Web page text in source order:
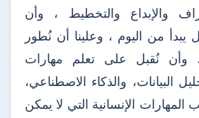
والإبداع والتخطيط ، وأن
يبدأ من اليوم ، وعلينا أن نُطور
وأن نُقبل على تعلم مهارات
البيانات، والذكاء الاصطناعي،
المهارات الإنسانية التي لا يمكن